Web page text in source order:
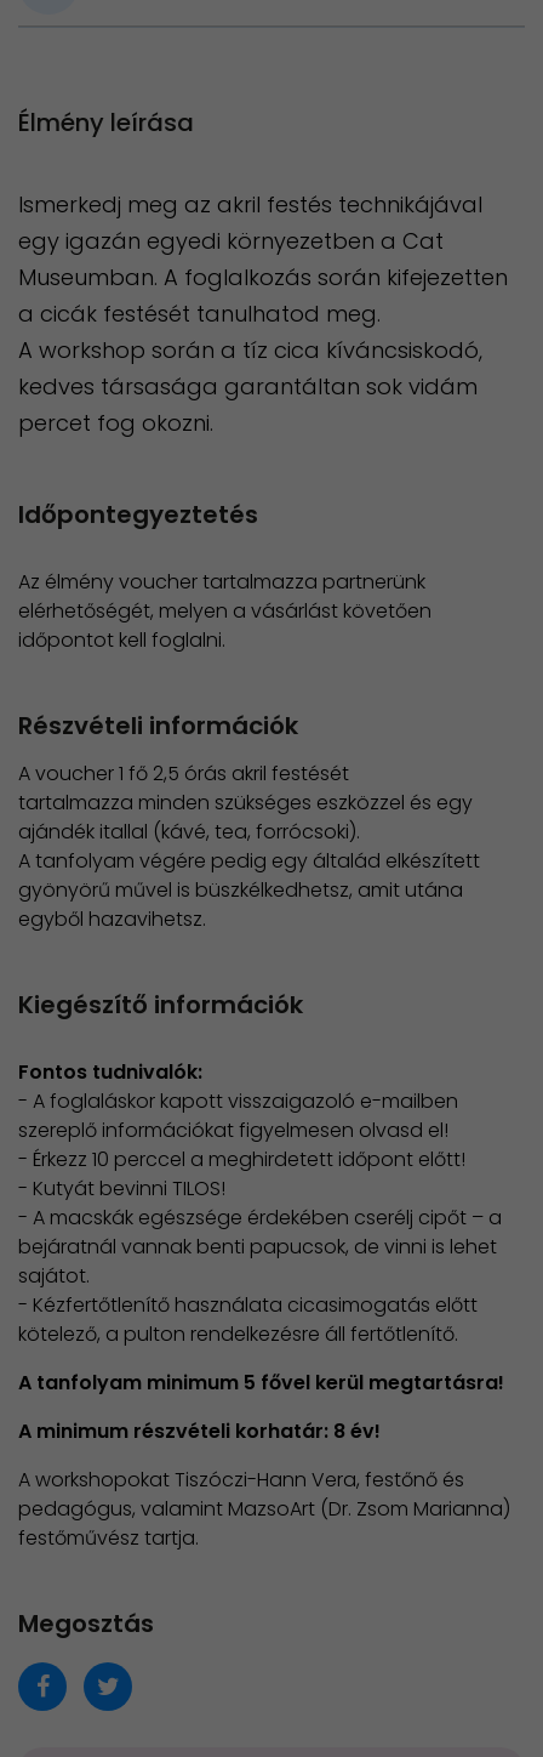
Élmény leírása
Ismerkedj meg az akril festés technikájával
egy igazán egyedi környezetben a Cat
Museumban. A foglalkozás során kifejezetten
a cicák festését tanulhatod meg.
A workshop során a tíz cica kíváncsiskodó,
kedves társasága garantáltan sok vidám
percet fog okozni.
Időpontegyeztetés
Az élmény voucher tartalmazza partnerünk
elérhetőségét, melyen a vásárlást követően
időpontot kell foglalni.
Részvételi információk
A voucher 1 fő 2,5 órás akril festését
tartalmazza minden szükséges eszközzel és egy
ajándék itallal (kávé, tea, forrócsoki).
A tanfolyam végére pedig egy általád elkészített
gyönyörű művel is büszkélkedhetsz, amit utána
egyből hazavihetsz.
Kiegészítő információk
Fontos tudnivalók:
- A foglaláskor kapott visszaigazoló e-mailben
szereplő információkat figyelmesen olvasd el!
​- Érkezz 10 perccel a meghirdetett időpont előtt!
- Kutyát bevinni TILOS!
- A macskák egészsége érdekében cserélj cipőt – a
bejáratnál vannak benti papucsok, de vinni is lehet
sajátot.
- Kézfertőtlenítő használata cicasimogatás előtt
kötelező, a pulton rendelkezésre áll fertőtlenítő.
A tanfolyam minimum 5 fővel kerül megtartásra!
A minimum részvételi korhatár: 8 év!
A workshopokat Tiszóczi-Hann Vera, festőnő és
pedagógus, valamint MazsoArt (Dr. Zsom Marianna)
festőművész tartja.
Megosztás